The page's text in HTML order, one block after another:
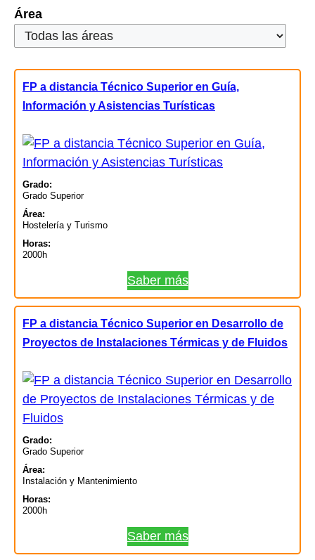
Área
FP a distancia Técnico Superior en Guía,
Información y Asistencias Turísticas
Grado:
Grado Superior
Área:
Hostelería y Turismo
Horas:
2000h
Saber más
FP a distancia Técnico Superior en Desarrollo de
Proyectos de Instalaciones Térmicas y de Fluidos
Grado:
Grado Superior
Área:
Instalación y Mantenimiento
Horas:
2000h
Saber más